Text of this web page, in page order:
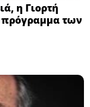
η Γιορτή
πρόγραμμα των